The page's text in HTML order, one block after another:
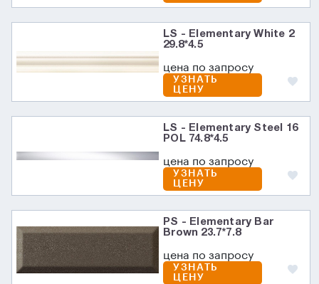
LS - Elementary White 2
29.8*4.5
цена по запросу
УЗНАТЬ
ЦЕНУ
LS - Elementary Steel 16
POL 74.8*4.5
цена по запросу
УЗНАТЬ
ЦЕНУ
PS - Elementary Bar
Brown 23.7*7.8
цена по запросу
УЗНАТЬ
ЦЕНУ